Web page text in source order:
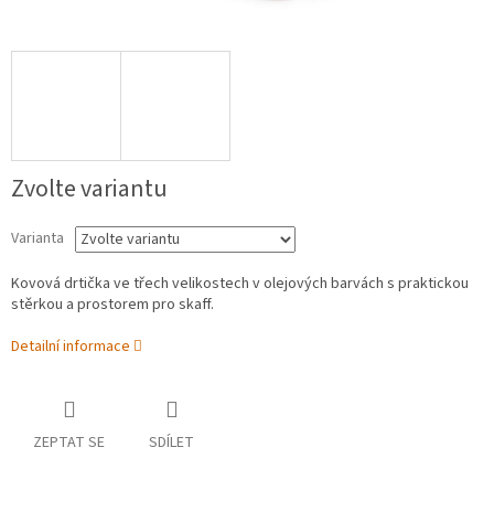
Zvolte variantu
Varianta
Kovová drtička ve třech velikostech v olejových barvách s praktickou
stěrkou a prostorem pro skaff.
Detailní informace
ZEPTAT SE SDÍLET